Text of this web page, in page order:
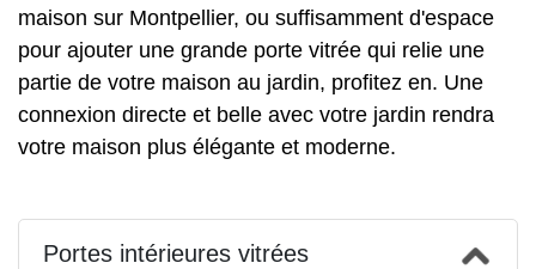
maison sur Montpellier, ou suffisamment d'espace
pour ajouter une grande porte vitrée qui relie une
partie de votre maison au jardin, profitez en. Une
connexion directe et belle avec votre jardin rendra
votre maison plus élégante et moderne.
Portes intérieures vitrées